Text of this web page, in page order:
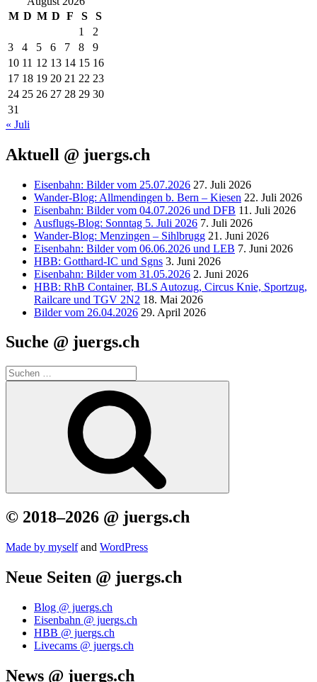
M D M D F S
S
1
2
3
4 5 6 7 8
9
10 11 12 13 14 15 16
17 18 19 20 21 22 23
24 25 26 27 28 29 30
31
« Juli
Aktuell @ juergs.ch
Eisenbahn: Bilder vom 25.07.2026 27. Juli 2026
Wander-Blog: Allmendingen b. Bern – Kiesen 22. Juli 2026
Eisenbahn: Bilder vom 04.07.2026 und DFB 11. Juli 2026
Ausflugs-Blog: Sonntag 5. Juli 2026 7. Juli 2026
Wander-Blog: Menzingen – Sihlbrugg 21. Juni 2026
Eisenbahn: Bilder vom 06.06.2026 und LEB 7. Juni 2026
HBB: Gotthard-IC und Sgns 3. Juni 2026
Eisenbahn: Bilder vom 31.05.2026 2. Juni 2026
HBB: RhB Container, BLS Autozug, Circus Knie, Sportzug,
Railcare und TGV 2N2 18. Mai 2026
Bilder vom 26.04.2026 29. April 2026
Suche @ juergs.ch
Suchen
nach:
© 2018–2026 @ juergs.ch
Made by mys­elfand Word­Press
Neue Seiten @ juergs.ch
Blog @ juergs.ch
Eisenbahn @ juergs.ch
HBB @ juergs.ch
Livecams @ juergs.ch
News @ juergs.ch